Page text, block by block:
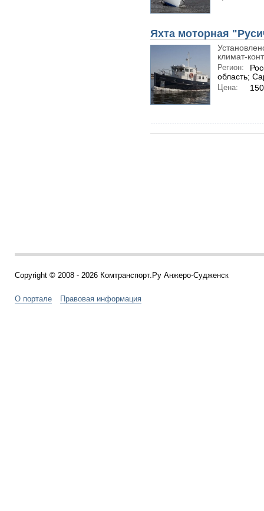
Яхта моторная
климат-
Регион:
область;
Цена:
Copyright © 2008 - 2026 Комтранспорт.Ру Анжеро-Судженск
О портале Правовая информация